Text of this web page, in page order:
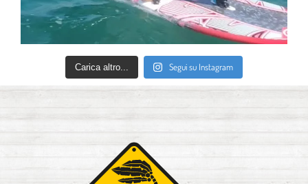
Carica altro... Segui su Instagram